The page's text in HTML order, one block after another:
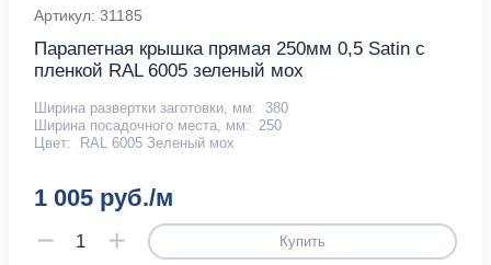
Артикул: 31185
Парапетная крышка прямая 250мм 0,5 Satin с
пленкой RAL 6005 зеленый мох
Ширина развертки заготовки, мм:
380
Ширина посадочного места, мм:
250
Цвет:
RAL 6005 Зеленый мох
1 005 руб./м
Купить